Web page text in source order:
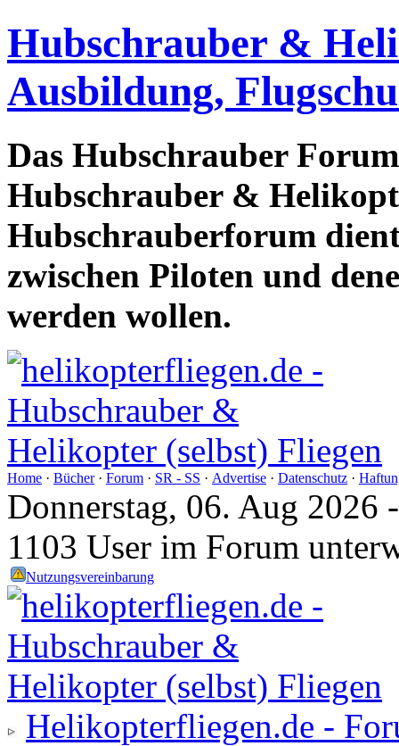
Hubschrauber &
Ausbildung,
Das Hubschrauber
Hubschrauber &
Hubschrauberforum
zwischen Piloten und
werden wollen.
Home · Bücher· Forum · SR - SS · Advertise · Datenschutz ·
Donnerstag, 06. Aug 2026
1103 User im Forum
Nutzungsvereinbarung
Helikopterfliegen.de -